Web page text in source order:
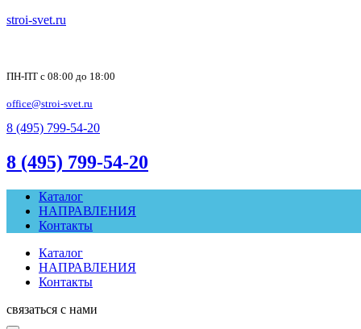
stroi-svet.ru
ПН-ПТ с 08:00 до 18:00
office@stroi-svet.ru
8 (495) 799-54-20
8 (495) 799-54-20
Каталог
НАПРАВЛЕНИЯ
Контакты
Каталог
НАПРАВЛЕНИЯ
Контакты
связаться с нами